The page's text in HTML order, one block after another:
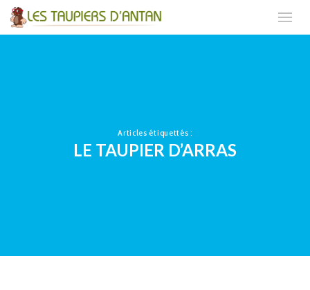
Articles étiquettés :
LE TAUPIER D’ARRAS